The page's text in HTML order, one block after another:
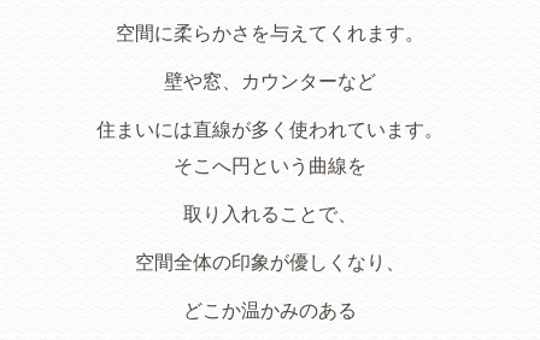
空間に柔らかさを与えてくれます。
壁や窓、カウンターなど
住まいには直線が多く使われています。
そこへ円という曲線を
取り入れることで、
空間全体の印象が優しくなり、
どこか温かみのある